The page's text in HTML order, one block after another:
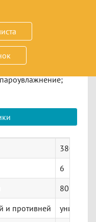
(GN
380 В
6
80 мм
и противней